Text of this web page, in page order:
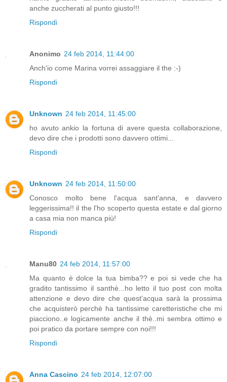
anche zuccherati al punto giusto!!!
Rispondi
Anonimo 24 feb 2014, 11:44:00
Anch'io come Marina vorrei assaggiare il the :-)
Rispondi
Unknown 24 feb 2014, 11:45:00
ho avuto ankio la fortuna di avere questa collaborazione,
devo dire che i prodotti sono davvero ottimi...
Rispondi
Unknown 24 feb 2014, 11:50:00
Conosco molto bene l'acqua sant'anna, e davvero
leggerissima!! il the l'ho scoperto questa estate e dal giorno
a casa mia non manca più!
Rispondi
Manu80 24 feb 2014, 11:57:00
Ma quanto è dolce la tua bimba?? e poi si vede che ha
gradito tantissimo il santhè...ho letto il tuo post con molta
attenzione e devo dire che quest'acqua sarà la prossima
che acquisterò perchè ha tantissime caretteristiche che mi
piacciono..e logicamente anche il thè..mi sembra ottimo e
poi pratico da portare sempre con noi!!!
Rispondi
Anna Cascino 24 feb 2014, 12:07:00